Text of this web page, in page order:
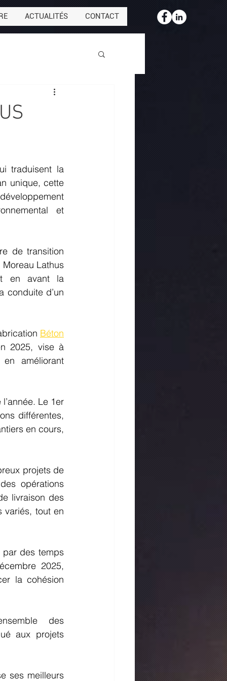
ACTUALITÉS CONTACT
traduisent la
unique, cette
et
de transition
Lathus
en avant la
conduite d’un
Béton
2025, vise à
améliorant
Le 1er
différentes,
en cours,
projets de
opérations
livraison des
variés, tout en
par des temps
2025,
la cohésion
des
aux projets
ses meilleurs